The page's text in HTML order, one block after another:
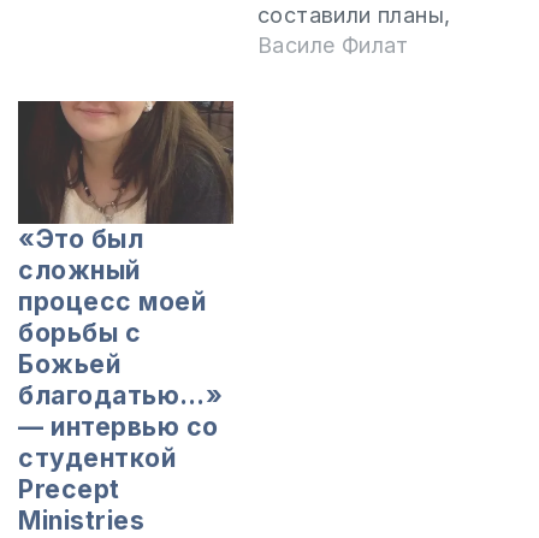
составили планы,
как мы это
Василе Филат
«Это был
сложный
процесс моей
борьбы с
Божьей
благодатью…»
— интервью со
студенткой
Precept
Ministries